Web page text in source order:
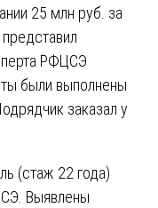
25 млн руб. за
РФЦСЭ
были выполнены
заказал у
(стаж 22 года)
Выявлены